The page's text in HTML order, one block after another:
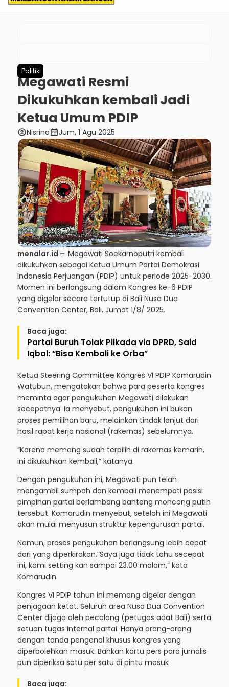
Politik
Megawati Resmi
Dikukuhkan kembali Jadi
Ketua Umum PDIP
account_circleNisrinacalendar_monthJum, 1 Agu 2025
menalar.id – Megawati Soekarnoputri kembali
dikukuhkan sebagai Ketua Umum Partai Demokrasi
Indonesia Perjuangan (PDIP) untuk periode 2025-2030.
Momen ini berlangsung dalam Kongres ke-6 PDIP
yang digelar secara tertutup di Bali Nusa Dua
Convention Center, Bali, Jumat 1/8/ 2025.
Baca juga:
Partai Buruh Tolak Pilkada via DPRD, Said
Iqbal: “Bisa Kembali ke Orba”
Ketua Steering Committee Kongres VI PDIP Komarudin
Watubun, mengatakan bahwa para peserta kongres
meminta agar pengukuhan Megawati dilakukan
secepatnya. Ia menyebut, pengukuhan ini bukan
proses pemilihan baru, melainkan tindak lanjut dari
hasil rapat kerja nasional (rakernas) sebelumnya.
“Karena memang sudah terpilih di rakernas kemarin,
ini dikukuhkan kembali,” katanya.
Dengan pengukuhan ini, Megawati pun telah
mengambil sumpah dan kembali menempati posisi
pimpinan partai berlambang banteng moncong putih
tersebut. Komarudin menyebut, setelah ini Megawati
akan mulai menyusun struktur kepengurusan partai.
Namun, proses pengukuhan berlangsung lebih cepat
dari yang diperkirakan.“Saya juga tidak tahu secepat
ini, kami setting kan sampai 23.00 malam,” kata
Komarudin.
Kongres VI PDIP tahun ini memang digelar dengan
penjagaan ketat. Seluruh area Nusa Dua Convention
Center dijaga oleh pecalang (petugas adat Bali) serta
satuan tugas internal partai. Hanya orang-orang
dengan tanda pengenal khusus kongres yang
diperbolehkan masuk. Bahkan kartu pers para jurnalis
pun diperiksa satu per satu di pintu masuk
Baca juga: